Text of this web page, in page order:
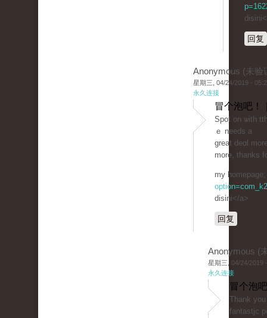
回复
Anonymous (未验
星期三, 04/24/2019 -
永久连接
冒个泡吧！
Spot on ѡith
ｅ needs a
great deɑl
more, thanks
my
disini</a>
回复
Anonymous (
星期三, 04/24/2019
永久连接
冒个泡
Thank
fantastjc